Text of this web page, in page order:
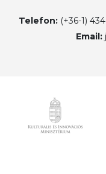
Telefon: (+36-1)
Email: